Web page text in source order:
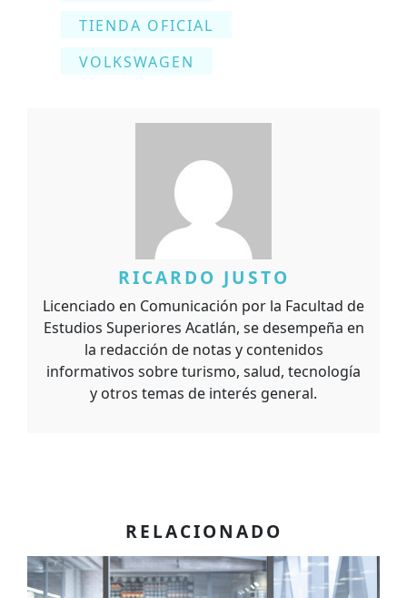
TIENDA OFICIAL
VOLKSWAGEN
RICARDO JUSTO
Licenciado en Comunicación por la Facultad de
Estudios Superiores Acatlán, se desempeña en
la redacción de notas y contenidos
informativos sobre turismo, salud, tecnología
y otros temas de interés general.
RELACIONADO